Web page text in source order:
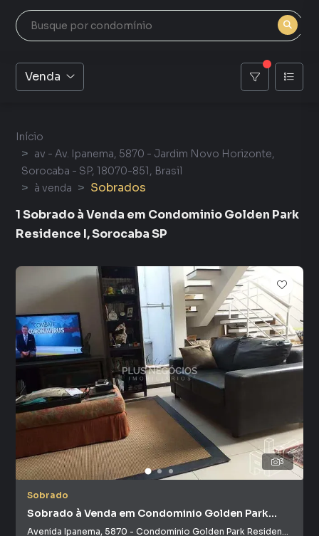
Venda
Início
av - Av. Ipanema, 5870 - Jardim Novo Horizonte,
Sorocaba - SP, 18070-851, Brasil
à venda
Sobrados
1 Sobrado à Venda em Condominio Golden Park
Residence I, Sorocaba SP
3
Sobrado
Sobrado à Venda em Condominio Golden Park
Residence I
Avenida Ipanema, 5870 - Condominio Golden Park Residence I